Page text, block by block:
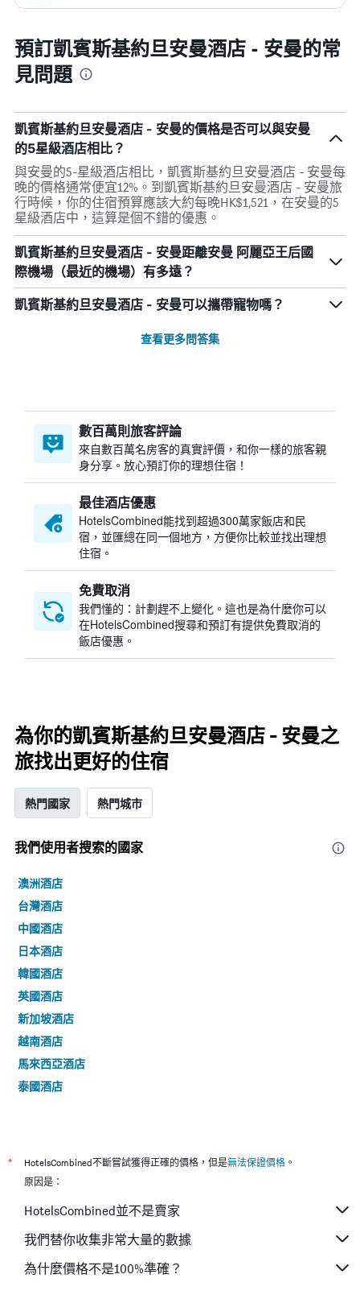
預訂凱賓斯基約旦安曼酒店 - 安曼的常
見問題
凱賓斯基約旦安曼酒店 - 安曼的價格是否可以與安曼
的5星級酒店相比？
與安曼的5-星級酒店相比，凱賓斯基約旦安曼酒店 - 安曼每
晚的價格通常便宜12%。到凱賓斯基約旦安曼酒店 - 安曼旅
行時候，你的住宿預算應該大約每晚HK$1,521，在安曼的5
星級酒店中，這算是個不錯的優惠。
凱賓斯基約旦安曼酒店 - 安曼距離安曼 阿麗亞王后國
際機場（最近的機場）有多遠？
凱賓斯基約旦安曼酒店 - 安曼可以攜帶寵物嗎？
查看更多問答集
數百萬則旅客評論
來自數百萬名房客的真實評價，和你一樣的旅客親
身分享。放心預訂你的理想住宿！
最佳酒店優惠
HotelsCombined​能找到超過300萬家飯店和民
宿，並匯總在同一個地方，方便你比較並找出理想
住宿。
免費取消
我們懂的：計劃趕不上變化。這也是為什麼你可以
在HotelsCombined搜尋和預訂有提供免費取消的
飯店優惠。
為你的凱賓斯基約旦安曼酒店 - 安曼之
旅找出更好的住宿
熱門國家 熱門城市
我們使用者搜索的國家
澳洲酒店
台灣酒店
中國酒店
日本酒店
韓國酒店
英國酒店
新加坡酒店
越南酒店
馬來西亞酒店
泰國酒店
* HotelsCombined不斷嘗試獲得正確的價格，但是無法保證價格 。
原因是：
HotelsCombined並不是賣家
我們替你收集非常大量的數據
為什麼價格不是100%準確？